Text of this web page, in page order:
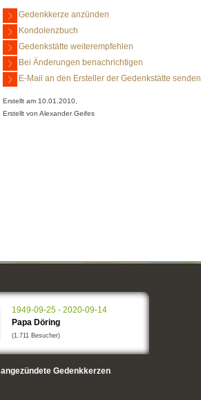
Gedenkkerze anzünden
Kondolenzbuch
Gedenkstätte weiterempfehlen
Bei Änderungen benachrichtigen
E-Mail an den Ersteller der Gedenkstätte senden
Erstellt am 10.01.2010,
Erstellt von Alexander Geifes
1949-09-25 - 2020-09-14
Papa Döring
(1.711 Besucher)
angezündete Gedenkkerzen